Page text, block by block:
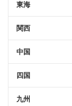
東海
関西
中国
四国
九州